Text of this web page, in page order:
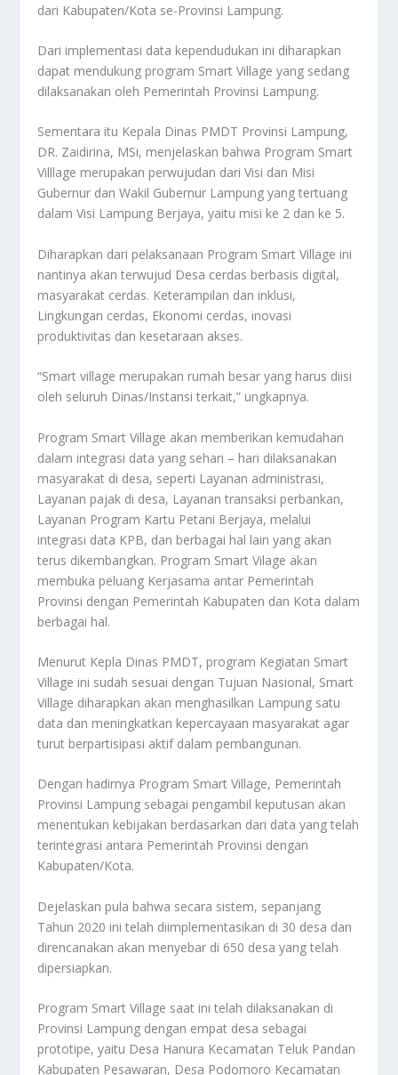
dari Kabupaten/Kota se-Provinsi Lampung.
Dari implementasi data kependudukan ini diharapkan
dapat mendukung program Smart Village yang sedang
dilaksanakan oleh Pemerintah Provinsi Lampung.
Sementara itu Kepala Dinas PMDT Provinsi Lampung,
DR. Zaidirina, MSi, menjelaskan bahwa Program Smart
Villlage merupakan perwujudan dari Visi dan Misi
Gubernur dan Wakil Gubernur Lampung yang tertuang
dalam Visi Lampung Berjaya, yaitu misi ke 2 dan ke 5.
Diharapkan dari pelaksanaan Program Smart Village ini
nantinya akan terwujud Desa cerdas berbasis digital,
masyarakat cerdas. Keterampilan dan inklusi,
Lingkungan cerdas, Ekonomi cerdas, inovasi
produktivitas dan kesetaraan akses.
“Smart village merupakan rumah besar yang harus diisi
oleh seluruh Dinas/Instansi terkait,” ungkapnya.
Program Smart Village akan memberikan kemudahan
dalam integrasi data yang sehari – hari dilaksanakan
masyarakat di desa, seperti Layanan administrasi,
Layanan pajak di desa, Layanan transaksi perbankan,
Layanan Program Kartu Petani Berjaya, melalui
integrasi data KPB, dan berbagai hal lain yang akan
terus dikembangkan. Program Smart Vilage akan
membuka peluang Kerjasama antar Pemerintah
Provinsi dengan Pemerintah Kabupaten dan Kota dalam
berbagai hal.
Menurut Kepla Dinas PMDT, program Kegiatan Smart
Village ini sudah sesuai dengan Tujuan Nasional, Smart
Village diharapkan akan menghasilkan Lampung satu
data dan meningkatkan kepercayaan masyarakat agar
turut berpartisipasi aktif dalam pembangunan.
Dengan hadirnya Program Smart Village, Pemerintah
Provinsi Lampung sebagai pengambil keputusan akan
menentukan kebijakan berdasarkan dari data yang telah
terintegrasi antara Pemerintah Provinsi dengan
Kabupaten/Kota.
Dejelaskan pula bahwa secara sistem, sepanjang
Tahun 2020 ini telah diimplementasikan di 30 desa dan
direncanakan akan menyebar di 650 desa yang telah
dipersiapkan.
Program Smart Village saat ini telah dilaksanakan di
Provinsi Lampung dengan empat desa sebagai
prototipe, yaitu Desa Hanura Kecamatan Teluk Pandan
Kabupaten Pesawaran, Desa Podomoro Kecamatan